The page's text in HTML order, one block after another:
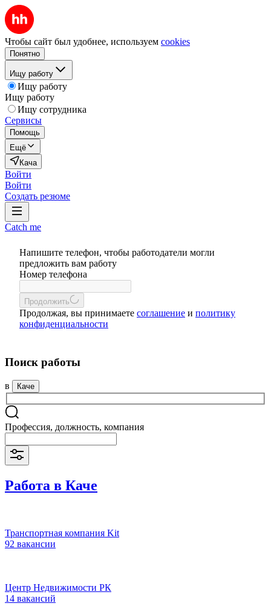
Чтобы сайт был удобнее, используем cookies
Понятно
Ищу работу
Ищу работу
Ищу работу
Ищу сотрудника
Сервисы
Помощь
Ещё
Кача
Войти
Войти
Создать резюме
Catch me
Напишите телефон, чтобы работодатели могли
предложить вам работу
Номер телефона
Продолжить
Продолжая, вы принимаете соглашение и политику
конфиденциальности
Поиск работы
в Каче
Профессия, должность, компания
Работа в Каче
Транспортная компания Kit
92 вакансии
Центр Недвижимости РК
14 вакансий